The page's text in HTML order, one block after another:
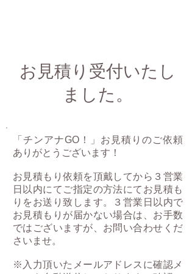
お見積り受付いたし
ました。
「チンアナGO！」お見積りのご依頼
ありがとうございます！
お見積もり依頼を頂戴してから３営業
日以内にてご指定の方法にてお見積も
りをお送り致します。３営業日以内で
お見積もりが届かない場合は、お手数
ではございますが、お問い合わせくだ
さいませ。
※入力頂いたメールアドレスに確認メ